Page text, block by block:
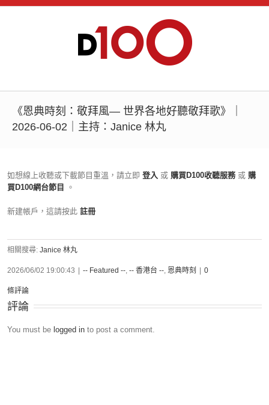
《恩典時刻：敬拜風— 世界各地好聽敬拜歌》｜
2026-06-02｜主持：Janice 林丸
如想線上收聽或下載節目重溫，請立即 登入 或 購買D100收聽服務 或 購
買D100網台節目
。
新建帳戶，這請按此 註冊
相關搜尋: Janice 林丸
2026/06/02 19:00:43 -- Featured --, -- 香港台 --, 恩典時刻 0
條評論
評論
You must be logged in to post a comment.